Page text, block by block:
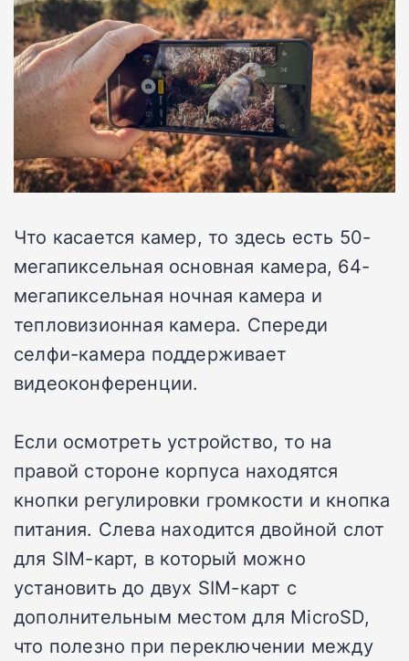
Что касается камер, то здесь есть 50-
мегапиксельная основная камера, 64-
мегапиксельная ночная камера и
тепловизионная камера. Спереди
селфи-камера поддерживает
видеоконференции.
Если осмотреть устройство, то на
правой стороне корпуса находятся
кнопки регулировки громкости и кнопка
питания. Слева находится двойной слот
для SIM-карт, в который можно
установить до двух SIM-карт с
дополнительным местом для MicroSD,
что полезно при переключении между